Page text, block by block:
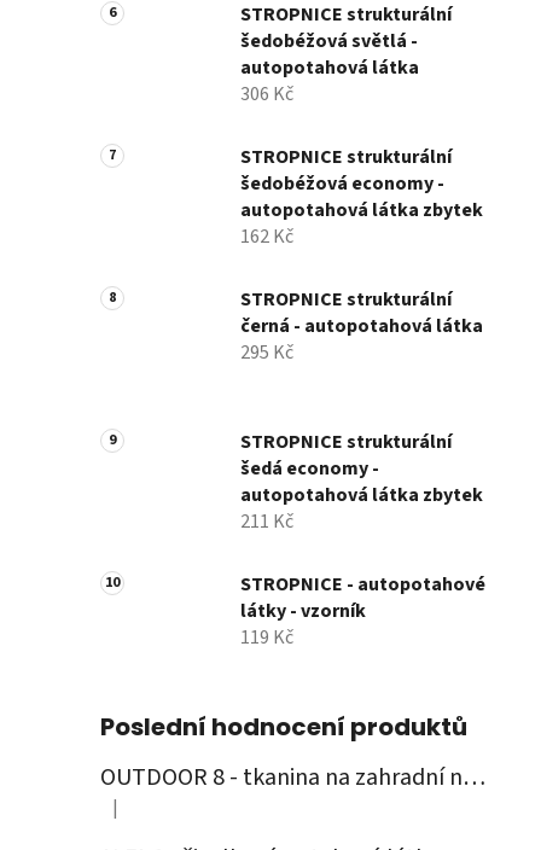
STROPNICE strukturální
šedobéžová světlá -
autopotahová látka
306 Kč
STROPNICE strukturální
šedobéžová economy -
autopotahová látka zbytek
162 Kč
STROPNICE strukturální
černá - autopotahová látka
295 Kč
STROPNICE strukturální
šedá economy -
autopotahová látka zbytek
211 Kč
STROPNICE - autopotahové
látky - vzorník
119 Kč
Poslední hodnocení produktů
OUTDOOR 8 - tkanina na zahradní nábytek
Hodnocení produktu je 5 z 5 hvězdiček.
|